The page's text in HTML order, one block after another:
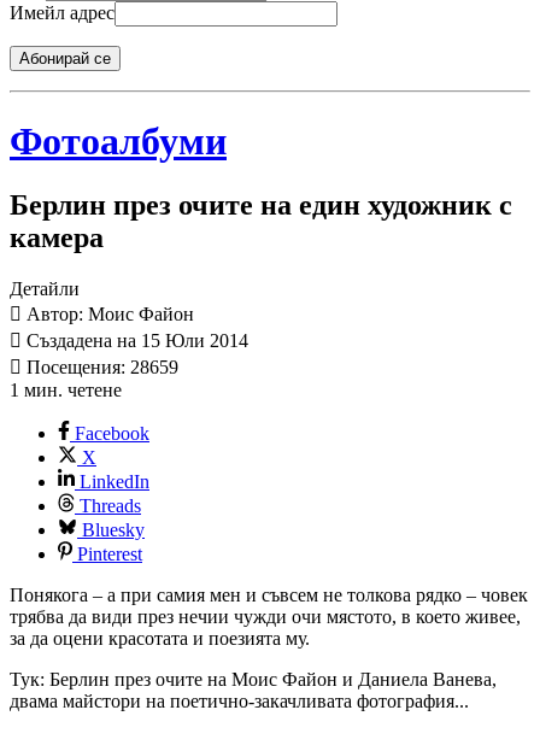
Имейл адрес
Абонирай се
Фотоалбуми
Берлин през очите на един художник с
камера
Детайли
Автор: Моис Файон
Създадена на 15 Юли 2014
Посещения: 28659
1 мин. четене
Facebook
X
LinkedIn
Threads
Bluesky
Pinterest
Понякога – а при самия мен и съвсем не толкова рядко – човек
трябва да види през нечии чужди очи мястото, в което живее,
за да оцени красотата и поезията му.
Тук: Берлин през очите на Моис Файон и Даниела Ванева,
двама майстори на поетично-закачливата фотография...